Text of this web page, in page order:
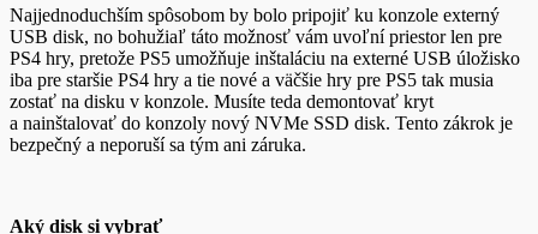
Najjednoduchším spôsobom by bolo pripojiť ku konzole externý
USB disk, no bohužiaľ táto možnosť vám uvoľní priestor len pre
PS4 hry, pretože PS5 umožňuje inštaláciu na externé USB úložisko
iba pre staršie PS4 hry a tie nové a väčšie hry pre PS5 tak musia
zostať na disku v konzole. Musíte teda demontovať kryt
a nainštalovať do konzoly nový NVMe SSD disk. Tento zákrok je
bezpečný a neporuší sa tým ani záruka.
Aký disk si vybrať